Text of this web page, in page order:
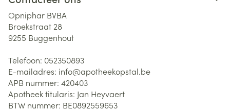
Opniphar BVBA
Broekstraat 28
9255 Buggenhout
Telefoon: 052350893
E-mailadres: info@apotheekopstal.be
APB nummer: 420403
Apotheek titularis: Jan Heyvaert
BTW nummer: BE0892559653